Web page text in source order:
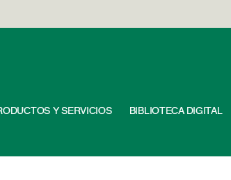
Y SERVICIOS BIBLIOTECA DIGITAL